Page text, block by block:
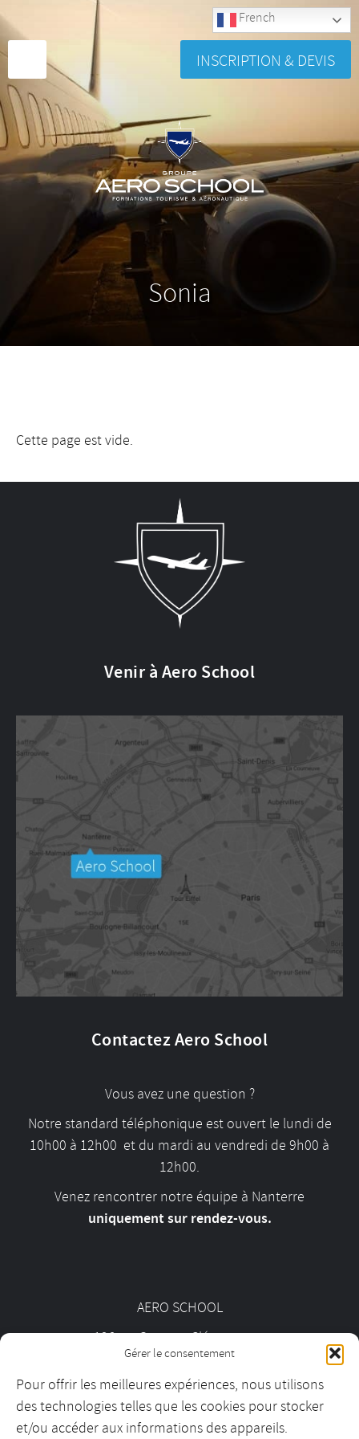
Gérer le consentement
Pour offrir les meilleures expériences, nous utilisons
des technologies telles que les cookies pour stocker
et/ou accéder aux informations des appareils.
INSCRIPTION & DEVIS
Sonia
Cette page est vide.
Venir à Aero School
Contactez Aero School
Vous avez une question ?
Notre standard téléphonique est ouvert le lundi de
10h00 à 12h00 et du mardi au vendredi de 9h00 à
12h00.
Venez rencontrer notre équipe à Nanterre
uniquement sur rendez-vous.
AERO SCHOOL
126 av. Georges Clémenceau
01 55 69 19 30
French